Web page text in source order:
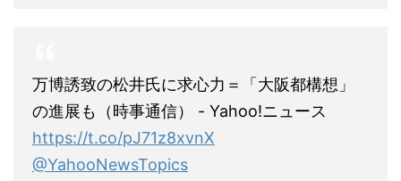
万博誘致の松井氏に求心力＝「大阪都構想」
の進展も（時事通信） - Yahoo!ニュース
https://t.co/pJ71z8xvnX
@YahooNewsTopics